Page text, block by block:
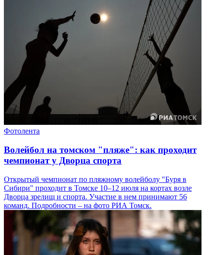
Фотолента
Волейбол на томском "пляже": как проходит
чемпионат у Дворца спорта
Открытый чемпионат по пляжному волейболу "Буря в
Сибири" проходит в Томске 10–12 июля на кортах возле
Дворца зрелищ и спорта. Участие в нем принимают 56
команд. Подробности – на фото РИА Томск.